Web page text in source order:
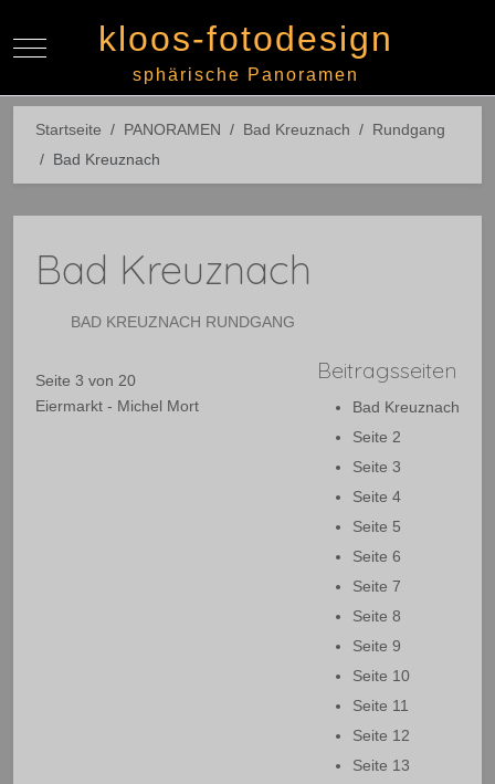
Mobile Menu Togglekloos-fotodesign
sphärische Panoramen
Startseite PANORAMEN Bad Kreuznach
Rundgang
Bad Kreuznach
Bad Kreuznach
BAD KREUZNACH RUNDGANG
Beitragsseiten
Bad Kreuznach
Seite 2
Seite 3
Seite 4
Seite 5
Seite 6
Seite 7
Seite 8
Seite 9
Seite 10
Seite 11
Seite 12
Seite 13
Seite 3 von 20
Eiermarkt - Michel Mort